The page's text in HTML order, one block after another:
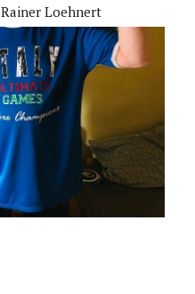
Rainer Loehnert